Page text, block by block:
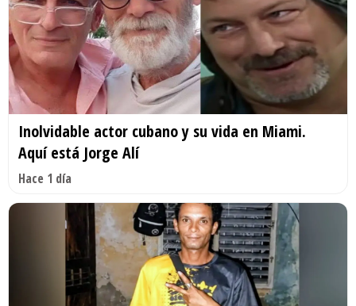
Inolvidable actor cubano y su vida en Miami.
Aquí está Jorge Alí
Hace 1 día